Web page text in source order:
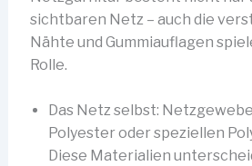
sichtbaren Netz – auch die
Nähte und Gummiauflagen
Rolle.
Das Netz selbst:
Polyester oder speziellen
Diese Materialien